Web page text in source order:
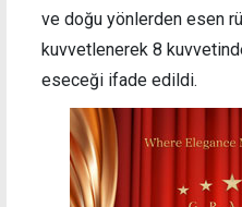
ve doğu yönlerden esen
kuvvetlenerek 8
eseceği ifade edildi.